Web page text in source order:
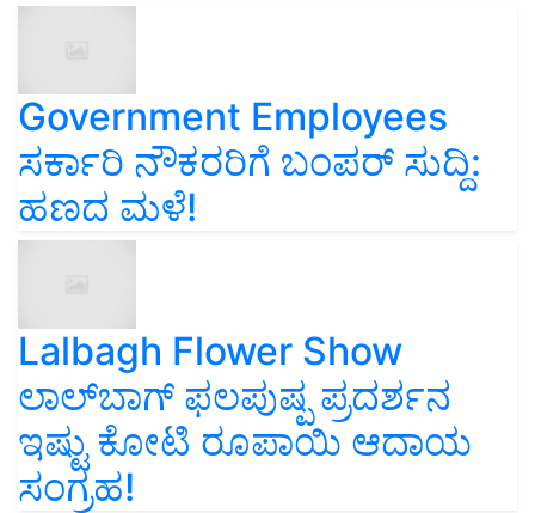
Government Employees
ಸರ್ಕಾರಿ ನೌಕರರಿಗೆ ಬಂಪರ್‌ ಸುದ್ದಿ:
ಹಣದ ಮಳೆ!
Lalbagh Flower Show
ಲಾಲ್‌ಬಾಗ್ ಫಲಪುಷ್ಪ ಪ್ರದರ್ಶನ
ಇಷ್ಟು ಕೋಟಿ ರೂಪಾಯಿ ಆದಾಯ
ಸಂಗ್ರಹ!